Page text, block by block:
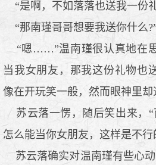
“是啊，不如落落也送我一
“那南瑾哥哥想要我送你什么
“嗯……”温南瑾很认真地在
当我女朋友，那我这份礼物
像在开玩笑一般，然而眼神里却
苏云落一愣，随后笑出来，“
怎么能当你女朋友，这样是不
苏云落确实对温南瑾有些心